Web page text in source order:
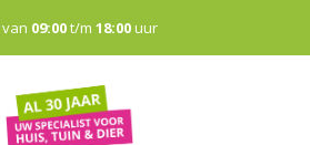
09:00t/m 18:00uur